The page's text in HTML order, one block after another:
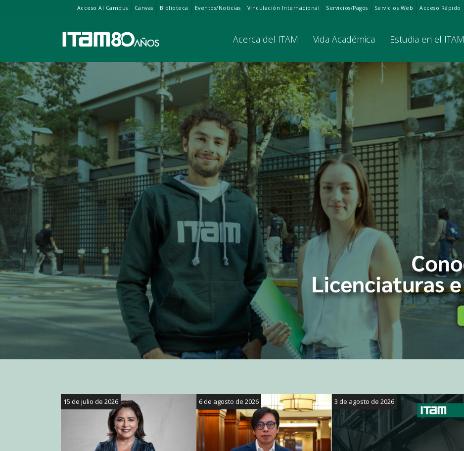
Acceso Al Campus Canvas Biblioteca Eventos/Noticias Vinculación Internacional Servicios/Pagos Servicios Web Acceso Rápido
Acerca del ITAM Vida Académica Estudia en el ITAM
15 de julio de 2026 6 de agosto de 2026 3 de agosto de 2026